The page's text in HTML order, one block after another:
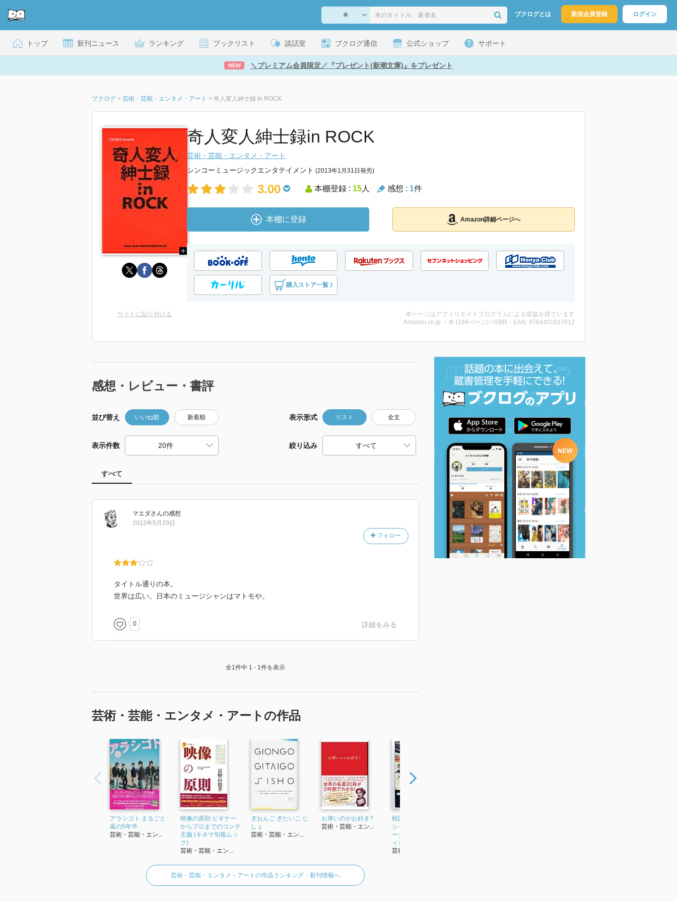
ブクログとは 新規会員登録 ログイン
トップ 新刊ニュース ランキング ブックリスト 談話室 ブクログ通信 公式ショップ サポート
NEW ＼プレミアム会員限定／『プレゼント(新潮文庫)』をプレゼント
ブクログ > 芸術・芸能・エンタメ・アート > 奇人変人紳士録 In ROCK
奇人変人紳士録in ROCK
芸術・芸能・エンタメ・アート
シンコーミュージックエンタテイメント (2013年1月31日発売)
3.00 本棚登録 : 15人 感想 : 1件
本棚に登録 Amazon詳細ページへ
購入ストア一覧
サイトに貼り付ける
本ページはアフィリエイトプログラムによる収益を得ています
Amazon.co.jp ・本 (184ページ) / ISBN・EAN: 9784401637812
感想・レビュー・書評
並び替え いいね順 新着順 表示形式 リスト 全文
表示件数 絞り込み
すべて
マエダさんの感想
フォロー
2013年5月29日
タイトル通りの本。
世界は広い。日本のミュージシャンはマトモや。
0 詳細をみる
全1件中 1 - 1件を表示
芸術・芸能・エンタメ・アートの作品
アラシゴト まるごと
嵐の5年半
芸術・芸能・エン...
映像の原則 ビギナー
からプロまでのコンテ
主義 (キネマ旬報ムッ
ク)
芸術・芸能・エン...
ぎおんご ぎたいご じ
しょ
芸術・芸能・エン...
お厚いのがお好き?
芸術・芸能・エン...
戦国BASARA オフィ
シャルコンプリートワ
ークス (カプコンオフ
ィシャルブ...
芸術・芸能・エン...
芸術・芸能・エンタメ・アートの作品ランキング・新刊情報へ